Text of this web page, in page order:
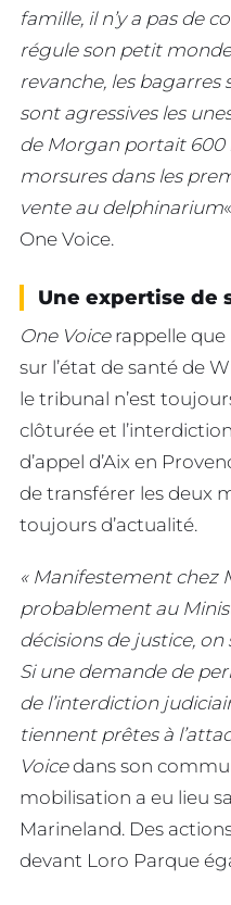
famille, il n’y a pas de
régule son petit
revanche, les bagarres
sont agressives les
de Morgan portait 600
morsures dans les
vente au delphinarium
One Voice.
Une expertise de
One Voicerappelle que
sur l’état de santé de
le tribunal n’est
clôturée et
d’appel d’Aix en
de transférer les deux
toujours d’actualité.
« Manifestement chez
probablement au
décisions de justice, on
Si une demande de
de l’interdiction
tiennent prêtes à
Voicedans son
mobilisation a eu lieu
Marineland. Des
devant Loro Parque